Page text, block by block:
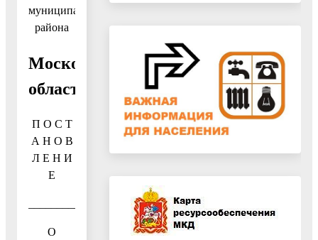
муниципального
района
Московской
области
П О С Т
А Н О В
Л Е Н И
Е
__________________№_________________
О